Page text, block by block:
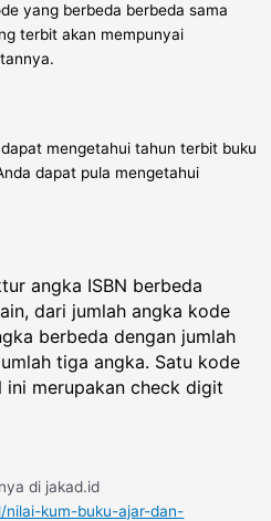
yang berbeda berbeda sama
terbit akan mempunyai
mengetahui tahun terbit buku
dapat pula mengetahui
angka ISBN berbeda
dari jumlah angka kode
berbeda dengan jumlah
tiga angka. Satu kode
merupakan check digit
di jakad.id
kum-buku-ajar-dan-